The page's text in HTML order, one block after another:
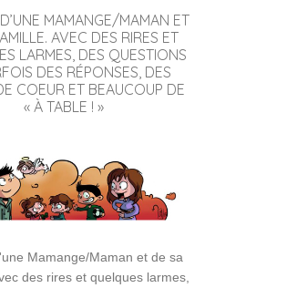
MAMANGE/MAMAN ET
AVEC DES RIRES ET
LARMES, DES QUESTIONS
DES RÉPONSES, DES
COEUR ET BEAUCOUP DE
« À TABLE ! »
Mamange/Maman et de sa
des rires et quelques larmes,